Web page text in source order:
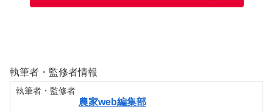
執筆者・監修者情報
執筆者・監修者
農家web編集部